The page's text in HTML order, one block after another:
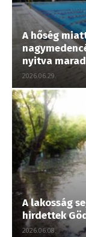
A hőség
nyitva marad
2026.06.29.
A lakosság
hirdettek
2026.06.08.